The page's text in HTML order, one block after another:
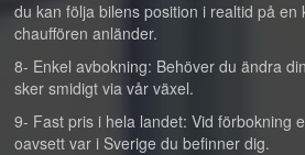
du kan följa bilens position i realtid på
chauffören anländer.
8- Enkel avbokning: Behöver du ändra
sker smidigt via vår växel.
9- Fast pris i hela landet: Vid förbokning
oavsett var i Sverige du befinner dig.